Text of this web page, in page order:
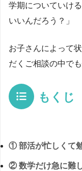
学期についていけ
いいんだろう？」
お子さんによって
だくご相談の中で
もくじ
① 部活が忙しくて
② 数学だけ急に難